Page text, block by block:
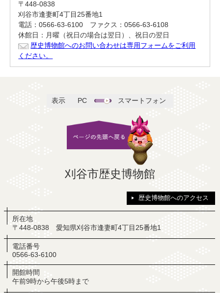
〒448-0838
刈谷市逢妻町4丁目25番地1
電話：0566-63-6100 ファクス：0566-63-6108
休館日：月曜（祝日の場合は翌日）、祝日の翌日
歴史博物館へのお問い合わせは専用フォームをご利用
ください。
表示 PC スマートフォン
刈谷市歴史博物館
歴史博物館へのアクセス
所在地
〒448-0838 愛知県刈谷市逢妻町4丁目25番地1
電話番号
0566-63-6100
開館時間
午前9時から午後5時まで